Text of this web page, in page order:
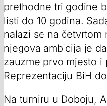
prethodne tri godine
listi do 10 godina.
nalazi se na četvrtom
njegova ambicija je
zauzme prvo mjesto i
Reprezentaciju BiH
Na turniru u Doboju,